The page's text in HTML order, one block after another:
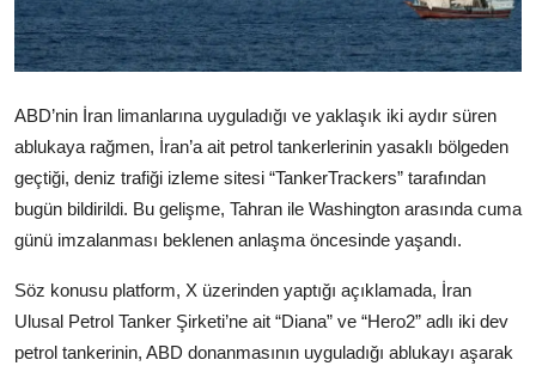
Türkçe Kurdi
ABD’nin İran limanlarına uyguladığı ve yaklaşık iki aydır süren
ablukaya rağmen, İran’a ait petrol tankerlerinin yasaklı bölgeden
geçtiği, deniz trafiği izleme sitesi “TankerTrackers” tarafından
bugün bildirildi. Bu gelişme, Tahran ile Washington arasında cuma
günü imzalanması beklenen anlaşma öncesinde yaşandı.
Söz konusu platform, X üzerinden yaptığı açıklamada, İran
Ulusal Petrol Tanker Şirketi’ne ait “Diana” ve “Hero2” adlı iki dev
petrol tankerinin, ABD donanmasının uyguladığı ablukayı aşarak